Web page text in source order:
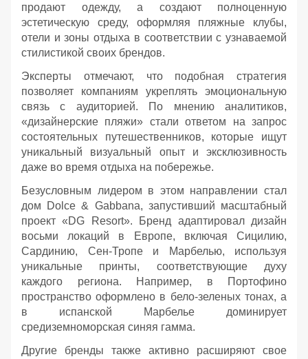
продают одежду, а создают полноценную
эстетическую среду, оформляя пляжные клубы,
отели и зоны отдыха в соответствии с узнаваемой
стилистикой своих брендов.
Эксперты отмечают, что подобная стратегия
позволяет компаниям укреплять эмоциональную
связь с аудиторией. По мнению аналитиков,
«дизайнерские пляжи» стали ответом на запрос
состоятельных путешественников, которые ищут
уникальный визуальный опыт и эксклюзивность
даже во время отдыха на побережье.
Безусловным лидером в этом направлении стал
дом Dolce & Gabbana, запустивший масштабный
проект «DG Resort». Бренд адаптировал дизайн
восьми локаций в Европе, включая Сицилию,
Сардинию, Сен-Тропе и Марбелью, используя
уникальные принты, соответствующие духу
каждого региона. Например, в Портофино
пространство оформлено в бело-зеленых тонах, а
в испанской Марбелье доминирует
средиземноморская синяя гамма.
Другие бренды также активно расширяют свое